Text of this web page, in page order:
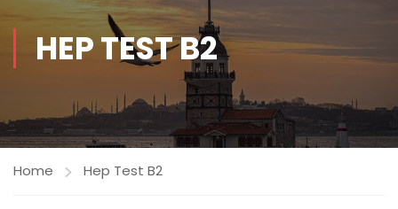
HEP TEST B2
Home Hep Test B2